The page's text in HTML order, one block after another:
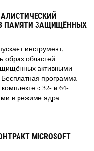
ПАМЯТИ ЗАЩИЩЁННЫХ
инструмент,
образ областей
активными
программа
с 32- и 64-
в режиме ядра
MICROSOFT